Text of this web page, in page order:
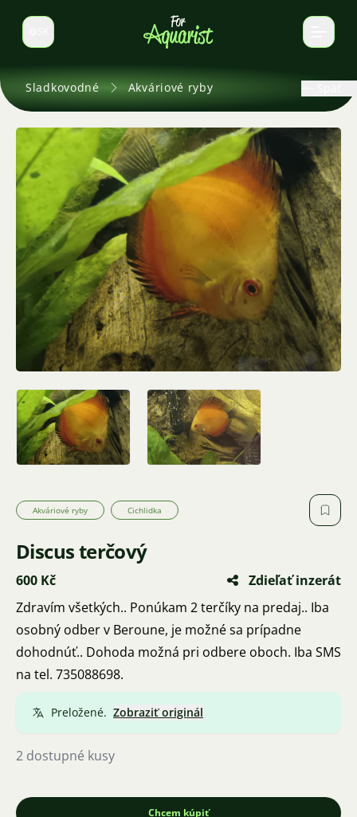
Prepnúť jazyk
Sladkovodné Akváriové ryby
Akváriové ryby Cichlidka
Discus terčový
600 Kč
Zdieľať inzerát
Zdravím všetkých.. Ponúkam 2 terčíky na predaj.. Iba
osobný odber v Beroune, je možné sa prípadne
dohodnúť.. Dohoda možná pri odbere oboch. Iba SMS
na tel. 735088698.
Preložené. Zobraziť originál
2 dostupné kusy
Chcem kúpiť